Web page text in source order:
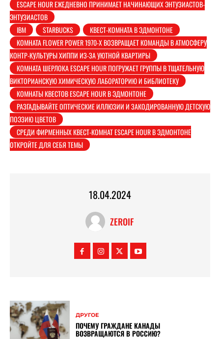
ESCAPE HOUR ЕЖЕДНЕВНО ПРИНИМАЕТ НАЧИНАЮЩИХ ЭНТУЗИАСТОВ-
ЭНТУЗИАСТОВ
IBM
STARBUCKS
КВЕСТ-КОМНАТА В ЭДМОНТОНЕ
КОМНАТА FLOWER POWER 1970-Х ВОЗВРАЩАЕТ КОМАНДЫ В АТМОСФЕРУ
КОНТР-КУЛЬТУРЫ ХИППИ ИЗ-ЗА УЮТНОЙ КВАРТИРЫ
КОМНАТА ШЕРЛОКА ESCAPE HOUR ПОГРУЖАЕТ ГРУППЫ В ТЩАТЕЛЬНУЮ
ВИКТОРИАНСКУЮ ХИМИЧЕСКУЮ ЛАБОРАТОРИЮ И БИБЛИОТЕКУ
КОМНАТЫ КВЕСТОВ ESCAPE HOUR В ЭДМОНТОНЕ
РАЗГАДЫВАЙТЕ ОПТИЧЕСКИЕ ИЛЛЮЗИИ И ЗАКОДИРОВАННУЮ ДЕТСКУЮ
ПОЭЗИЮ ЦВЕТОВ
СРЕДИ ФИРМЕННЫХ КВЕСТ-КОМНАТ ESCAPE HOUR В ЭДМОНТОНЕ
ОТКРОЙТЕ ДЛЯ СЕБЯ ТЕМЫ
18.04.2024
ZEROIF
ДРУГОЕ
ПОЧЕМУ ГРАЖДАНЕ КАНАДЫ
ВОЗВРАЩАЮТСЯ В РОССИЮ?